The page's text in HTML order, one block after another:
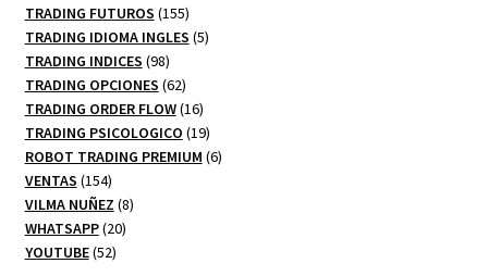
productos
TRADING FUTUROS 155155
productos
TRADING IDIOMA INGLES 55
TRADING INDICES 9898
productos
TRADING OPCIONES 6262
productos
TRADING ORDER FLOW 1616
productos
TRADING PSICOLOGICO 1919
productos
ROBOT TRADING PREMIUM 66
VENTAS 154154
productos
VILMA NUÑEZ 88
WHATSAPP 2020
YOUTUBE 5252